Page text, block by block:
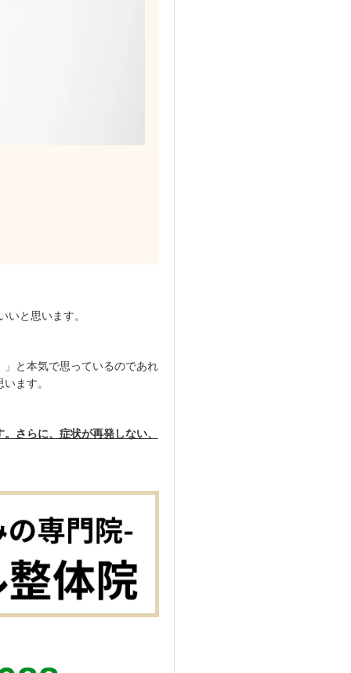
と思います。
と本気で思っているのであれ
ます。
さらに、症状が再発しない、